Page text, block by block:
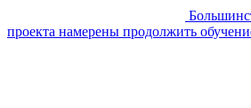
проекта намерены продолжить